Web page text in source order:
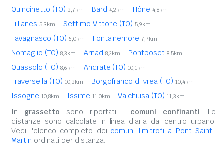
Quincinetto (TO) 3,7km Bard 4,2km Hône 4,8km
Lillianes 5,3km Settimo Vittone (TO) 5,9km
Tavagnasco (TO) 6,0km Fontainemore 7,7km
Nomaglio (TO) 8,3km Arnad 8,3km Pontboset 8,5km
Quassolo (TO) 8,6km Andrate (TO) 10,1km
Traversella (TO) 10,3km Borgofranco d'Ivrea (TO) 10,4km
Issogne 10,8km Issime 11,0km Valchiusa (TO) 11,3km
In grassetto sono riportati i comuni confinanti. Le
distanze sono calcolate in linea d'aria dal centro urbano.
Vedi l'elenco completo dei comuni limitrofi a Pont-Saint-
Martin ordinati per distanza.